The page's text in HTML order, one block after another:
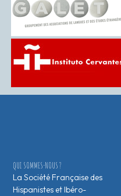
QUI SOMMES-NOUS ?
La Société Française des
Hispanistes et Ibéro-